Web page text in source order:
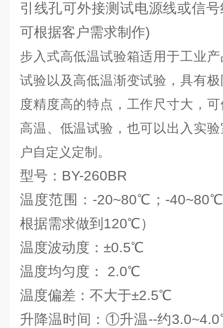
引线孔可外接测试电源线或信
可根据客户需求制作)
步入式高低温试验箱适用于工业
试验以及高低温渐变试验，具有
度精度高的特点，工作尺寸大，
高温、低温试验，也可以出入实
户自定义定制。
型号：BY-260BR
温度范围：-20~80℃；-
根据需求做到120℃）
温度波动度：±0.5℃
温度均匀度： 2.0℃
温度偏差：不大于±2.5℃
升降温时间：①升温--约